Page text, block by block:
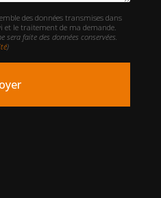
des données transmises dans
le traitement de ma demande.
faite des données conservées.
)